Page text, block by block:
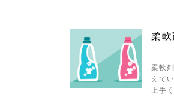
柔
柔軟
えて
上手